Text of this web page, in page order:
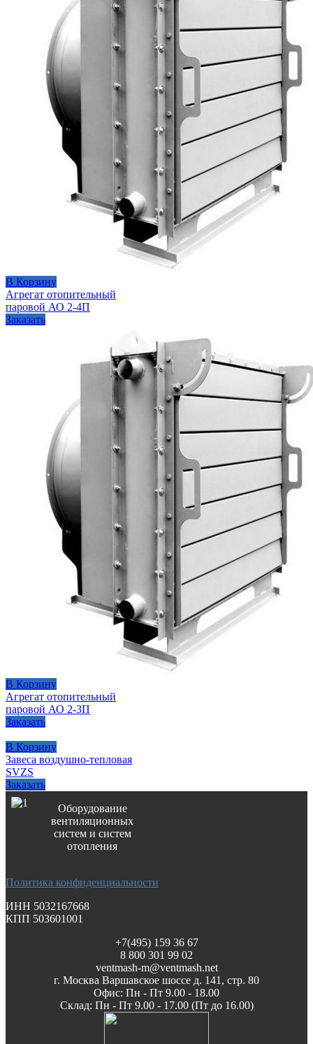
В Корзину
Агрегат отопительный
паровой АО 2-4П
Заказать
В Корзину
Агрегат отопительный
паровой АО 2-3П
Заказать
В Корзину
Завеса воздушно-тепловая
SVZS
Заказать
Оборудование
вентиляционных
систем и систем
отопления
Политика конфиденциальности
ИНН 5032167668
КПП 503601001
+7(495) 159 36 67
8 800 301 99 02
ventmash-m@ventmash.net
г. Москва Варшавское шоссе д. 141, стр. 80
Офис: Пн - Пт 9.00 - 18.00
Склад: Пн - Пт 9.00 - 17.00 (Пт до 16.00)